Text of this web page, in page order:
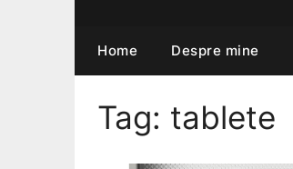
Home Despre mine
Tag: tablete